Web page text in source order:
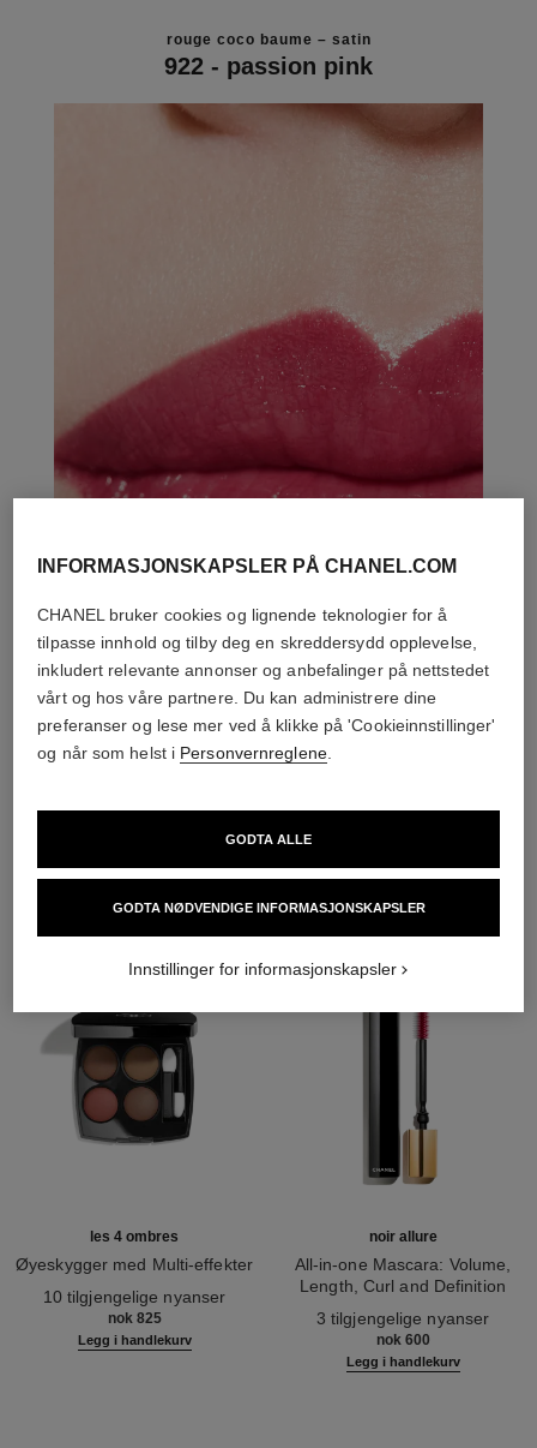
rouge coco baume – satin
922 - passion pink
DEN PERFEKTE MATCH
les 4 ombres
Øyeskygger med Multi-effekter
10 tilgjengelige nyanser
nok 825
Legg i handlekurv
noir allure
All-in-one Mascara: Volume,
Length, Curl and Definition
3 tilgjengelige nyanser
nok 600
Legg i handlekurv
INFORMASJONSKAPSLER PÅ CHANEL.COM
CHANEL bruker cookies og lignende teknologier for å
tilpasse innhold og tilby deg en skreddersydd opplevelse,
inkludert relevante annonser og anbefalinger på nettstedet
vårt og hos våre partnere. Du kan administrere dine
preferanser og lese mer ved å klikke på 'Cookieinnstillinger'
og når som helst i Personvernreglene.
GODTA NØDVENDIGE INFORMASJONSKAPSLER
GODTA ALLE
Innstillinger for informasjonskapsler